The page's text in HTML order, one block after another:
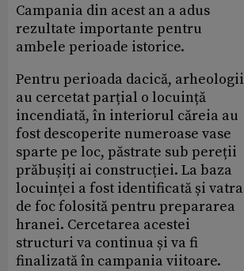
Campania din acest an a adus
rezultate importante pentru
ambele perioade istorice.
Pentru perioada dacică, arheologii
au cercetat parțial o locuință
incendiată, în interiorul căreia au
fost descoperite numeroase vase
sparte pe loc, păstrate sub pereții
prăbușiți ai construcției. La baza
locuinței a fost identificată și vatra
de foc folosită pentru prepararea
hranei. Cercetarea acestei
structuri va continua și va fi
finalizată în campania viitoare.